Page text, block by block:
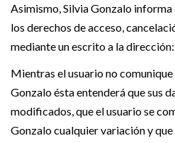
Asimismo, Silvia Gonzalo
los derechos de acceso,
mediante un escrito a la
Mientras el usuario no
Gonzalo ésta entenderá que sus
modificados, que el usuario se
Gonzalo cualquier variación y